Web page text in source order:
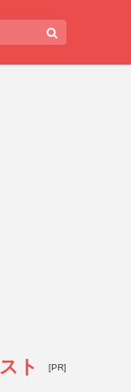
ト [PR]